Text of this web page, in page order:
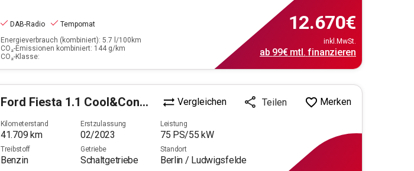
DAB-Radio
Tempomat
Energieverbrauch (kombiniert): 5.7 l/100km
CO₂-Emissionen kombiniert: 144 g/km
CO₂-Klasse:
12.670€
inkl.MwSt.
ab 99€mtl. finanzieren
Ford Fiesta 1.1 Cool&Connect (EURO 6d) Vergleichen Teilen Merken
Kilometerstand
41.709km
Erstzulassung
02/2023
Leistung
75 PS/55 kW
Treibstoff
Benzin
Getriebe
Schaltgetriebe
Standort
Berlin / Ludwigsfelde